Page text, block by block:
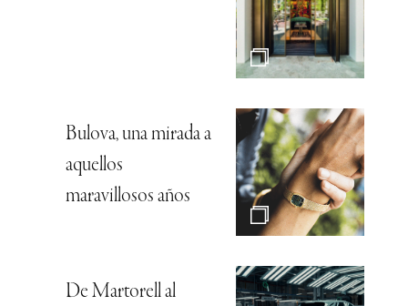
Bulova, una mirada a
aquellos
maravillosos años
De Martorell al